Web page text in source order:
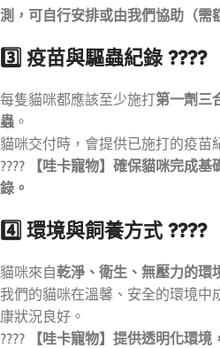
測，可自行安排或由我們協助（需
3️⃣ 疫苗與驅蟲紀錄 ????
每隻貓咪都應該至少施打第一劑三
蟲 。
貓咪交付時，會提供已施打的疫苗
????
【哇卡寵物】確保貓咪完成
錄。
4️⃣ 環境與飼養方式 ????
貓咪來自乾淨、衛生、無壓力的環
我們的貓咪在溫馨、安全的環境中
康狀況良好。
????
【哇卡寵物】提供透明化環境